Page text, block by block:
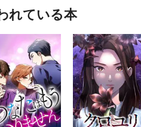
れている本